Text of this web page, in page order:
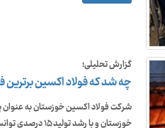
گزارش تحلیلی؛
چه شد که فولاد اکسین برترین
شرکت فولاد اکسین خوزستان به عنوان